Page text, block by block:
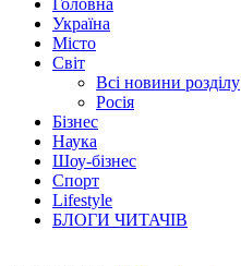
Головна
Україна
Місто
Світ
Всі новини розділу
Росія
Бізнес
Наука
Шоу-бізнес
Спорт
Lifestyle
БЛОГИ ЧИТАЧІВ